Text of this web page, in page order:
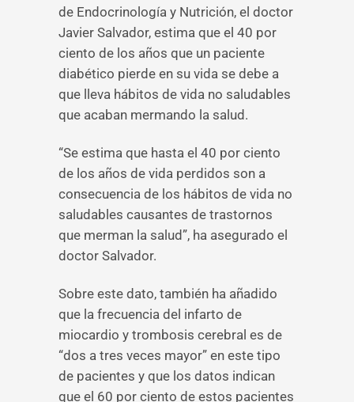
de Endocrinología y Nutrición, el doctor
Javier Salvador, estima que el 40 por
ciento de los años que un paciente
diabético pierde en su vida se debe a
que lleva hábitos de vida no saludables
que acaban mermando la salud.
“Se estima que hasta el 40 por ciento
de los años de vida perdidos son a
consecuencia de los hábitos de vida no
saludables causantes de trastornos
que merman la salud”, ha asegurado el
doctor Salvador.
Sobre este dato, también ha añadido
que la frecuencia del infarto de
miocardio y trombosis cerebral es de
“dos a tres veces mayor” en este tipo
de pacientes y que los datos indican
que el 60 por ciento de estos pacientes